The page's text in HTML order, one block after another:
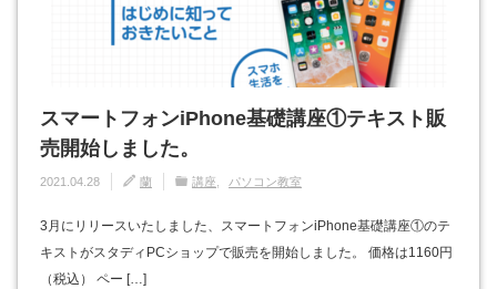
スマートフォンiPhone基礎講座①テキスト販
売開始しました。
2021.04.28 蘭 講座 パソコン教室
3月にリリースいたしました、スマートフォンiPhone基礎講座①のテ
キストがスタディPCショップで販売を開始しました。 価格は1160円
（税込） ペー […]